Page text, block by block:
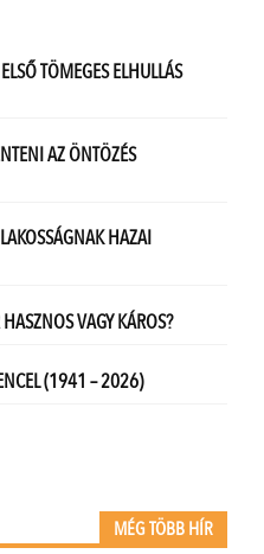
MÉG TÖBB HÍR